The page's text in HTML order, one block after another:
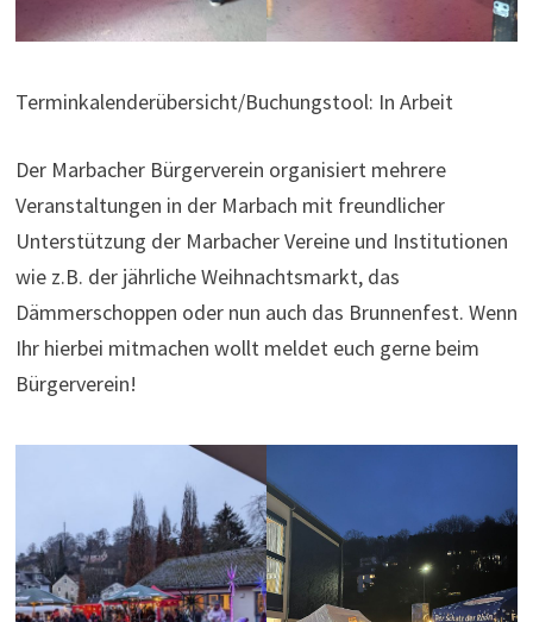
Terminkalenderübersicht/Buchungstool: In Arbeit
Der Marbacher Bürgerverein organisiert mehrere
Veranstaltungen in der Marbach mit freundlicher
Unterstützung der Marbacher Vereine und Institutionen
wie z.B. der jährliche Weihnachtsmarkt, das
Dämmerschoppen oder nun auch das Brunnenfest. Wenn
Ihr hierbei mitmachen wollt meldet euch gerne beim
Bürgerverein!